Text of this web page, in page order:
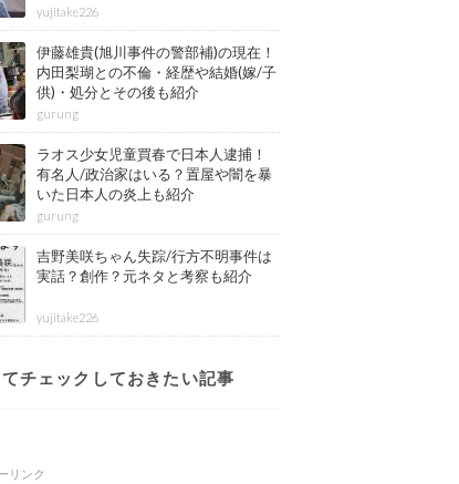
その後も紹介
yujitake226
伊藤雄貴(旭川事件の警部補)の現在！
内田梨瑚との不倫・経歴や結婚(嫁/子
供)・処分とその後も紹介
gurung
ラオス少女児童買春で日本人逮捕！
有名人/政治家はいる？置屋や闇を暴
いた日本人の炎上も紹介
gurung
吉野美咲ちゃん失踪/行方不明事件は
実話？創作？元ネタと考察も紹介
yujitake226
チェックしておきたい記事
リンク